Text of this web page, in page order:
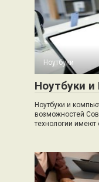
Ноутбуки
Ноутбуки
Ноутбуки и
возможностей
технологии имеют